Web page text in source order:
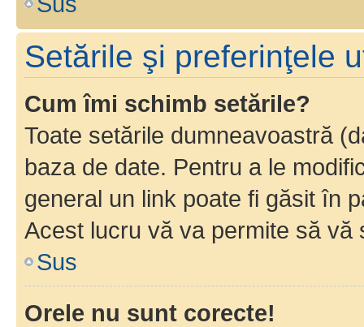
Setările şi preferinţele
Cum îmi schimb setările?
Toate setările dumneavoastră
baza de date. Pentru a le
general un link poate fi găsit în
Acest lucru vă va permite să
Sus
Orele nu sunt corecte!